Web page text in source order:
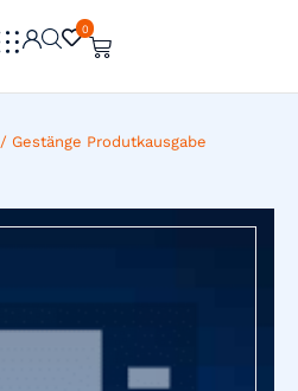
0
0
/ Gestänge Produtkausgabe